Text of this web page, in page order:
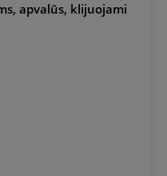
apvalūs, klijuojami